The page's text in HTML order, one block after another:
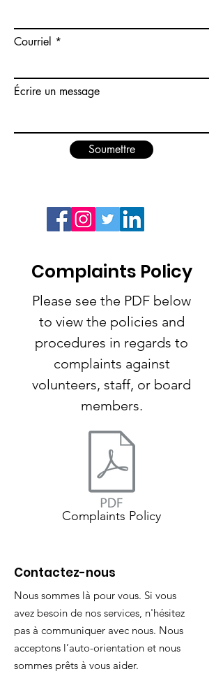
Courriel
Écrire un message
Soumettre
Complaints Policy
Please see the PDF below
to view the policies and
procedures in regards to
complaints against
volunteers, staff, or board
members.
Complaints Policy
Contactez-nous
Nous sommes là pour vous. Si vous
avez besoin de nos services, n'hésitez
pas à communiquer avec nous. Nous
acceptons l’auto-orientation et nous
sommes prêts à vous aider.